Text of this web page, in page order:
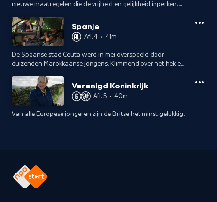
nieuwe maatregelen die de vrijheid en gelijkheid inperken.
Spanje
Afl. 4 • 41m
De Spaanse stad Ceuta werd in mei overspoeld door
duizenden Marokkaanse jongens. Klimmend over het hek en
een van hen, Oussama.Verenigd Koninkrijk
Afl. 5 • 40m
Van alle Europese jongeren zijn de Britse het minst gelukkig.